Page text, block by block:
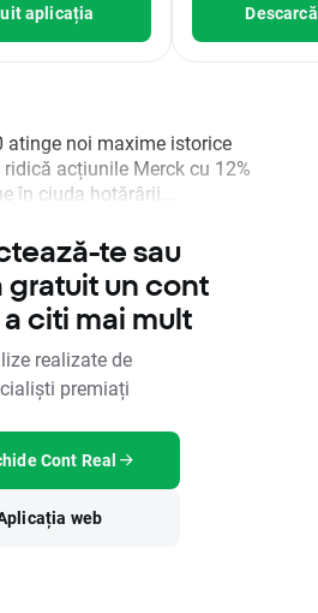
aplicația
atinge noi maxime istorice
acțiunile Merck cu 12%
în ciuda hotărârii...
te sau
gratuit un cont
citi mai mult
realizate de
premiați
Cont Real
web